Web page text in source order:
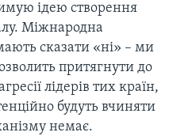
ідею створення
Міжнародна
сказати «ні» – ми
притягнути до
лідерів тих країн,
будуть вчиняти
немає.